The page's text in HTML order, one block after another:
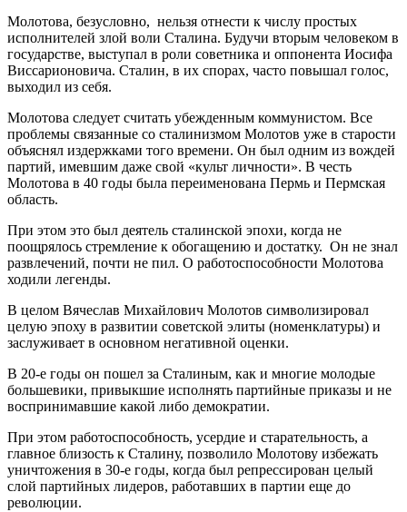
Молотова, безусловно, нельзя отнести к числу простых
исполнителей злой воли Сталина. Будучи вторым человеком в
государстве, выступал в роли советника и оппонента Иосифа
Виссарионовича. Сталин, в их спорах, часто повышал голос,
выходил из себя.
Молотова следует считать убежденным коммунистом. Все
проблемы связанные со сталинизмом Молотов уже в старости
объяснял издержками того времени. Он был одним из вождей
партий, имевшим даже свой «культ личности». В честь
Молотова в 40 годы была переименована Пермь и Пермская
область.
При этом это был деятель сталинской эпохи, когда не
поощрялось стремление к обогащению и достатку. Он не знал
развлечений, почти не пил. О работоспособности Молотова
ходили легенды.
В целом Вячеслав Михайлович Молотов символизировал
целую эпоху в развитии советской элиты (номенклатуры) и
заслуживает в основном негативной оценки.
В 20-е годы он пошел за Сталиным, как и многие молодые
большевики, привыкшие исполнять партийные приказы и не
воспринимавшие какой либо демократии.
При этом работоспособность, усердие и старательность, а
главное близость к Сталину, позволило Молотову избежать
уничтожения в 30-е годы, когда был репрессирован целый
слой партийных лидеров, работавших в партии еще до
революции.